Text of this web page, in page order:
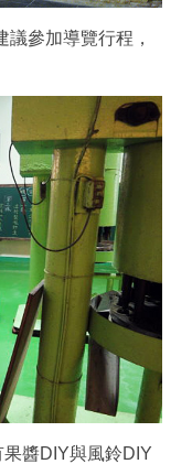
參加導覽行程，
醬DIY與風鈴DIY